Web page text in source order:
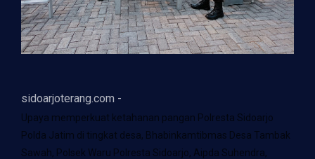
sidoarjoterang.com -
Upaya memperkuat ketahanan pangan Polresta Sidoarjo
Polda Jatim di tingkat desa, Bhabinkamtibmas Desa Tambak
Sawah, Polsek Waru Polresta Sidoarjo, Aipda Suhendra,